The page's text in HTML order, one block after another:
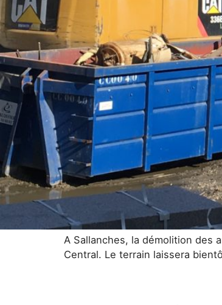
A Sallanches, la démolition des
Central. Le terrain laissera